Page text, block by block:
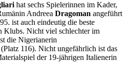
hat sechs Spielerinnen im Kader,
Andreea Dragoman angeführt
ist auch eindeutig die beste
Klubs. Nicht viel schlechter im
die Nigerianerin
116). Nicht ungefährlich ist das
der 19-jährigen Italienerin